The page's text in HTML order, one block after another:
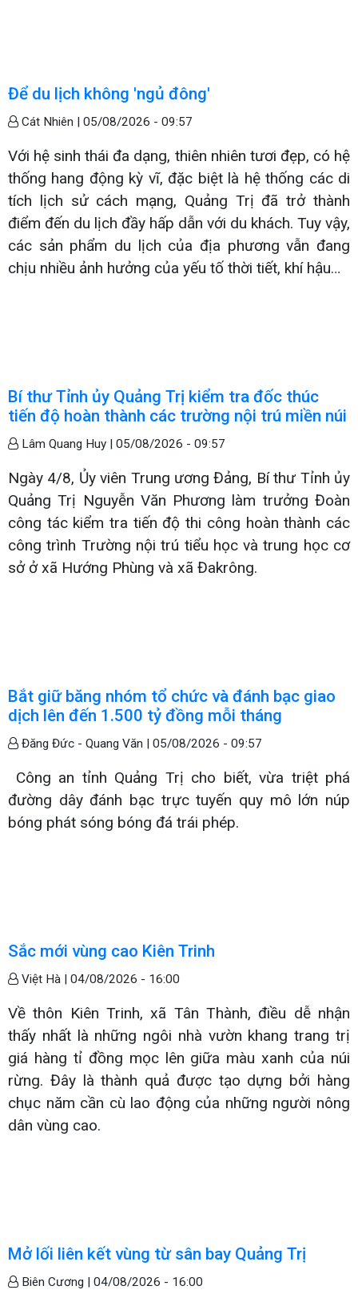
Để du lịch không 'ngủ đông'
Cát Nhiên | 05/08/2026 - 09:57
Với hệ sinh thái đa dạng, thiên nhiên tươi đẹp, có hệ
thống hang động kỳ vĩ, đặc biệt là hệ thống các di
tích lịch sử cách mạng, Quảng Trị đã trở thành
điểm đến du lịch đầy hấp dẫn với du khách. Tuy vậy,
các sản phẩm du lịch của địa phương vẫn đang
chịu nhiều ảnh hưởng của yếu tố thời tiết, khí hậu…
Bí thư Tỉnh ủy Quảng Trị kiểm tra đốc thúc
tiến độ hoàn thành các trường nội trú miền núi
Lâm Quang Huy | 05/08/2026 - 09:57
Ngày 4/8, Ủy viên Trung ương Đảng, Bí thư Tỉnh ủy
Quảng Trị Nguyễn Văn Phương làm trưởng Đoàn
công tác kiểm tra tiến độ thi công hoàn thành các
công trình Trường nội trú tiểu học và trung học cơ
sở ở xã Hướng Phùng và xã Đakrông.
Bắt giữ băng nhóm tổ chức và đánh bạc giao
dịch lên đến 1.500 tỷ đồng mỗi tháng
Đăng Đức - Quang Văn | 05/08/2026 - 09:57
Công an tỉnh Quảng Trị cho biết, vừa triệt phá
đường dây đánh bạc trực tuyến quy mô lớn núp
bóng phát sóng bóng đá trái phép.
Sắc mới vùng cao Kiên Trinh
Việt Hà | 04/08/2026 - 16:00
Về thôn Kiên Trinh, xã Tân Thành, điều dễ nhận
thấy nhất là những ngôi nhà vườn khang trang trị
giá hàng tỉ đồng mọc lên giữa màu xanh của núi
rừng. Đây là thành quả được tạo dựng bởi hàng
chục năm cần cù lao động của những người nông
dân vùng cao.
Mở lối liên kết vùng từ sân bay Quảng Trị
Biên Cương | 04/08/2026 - 16:00